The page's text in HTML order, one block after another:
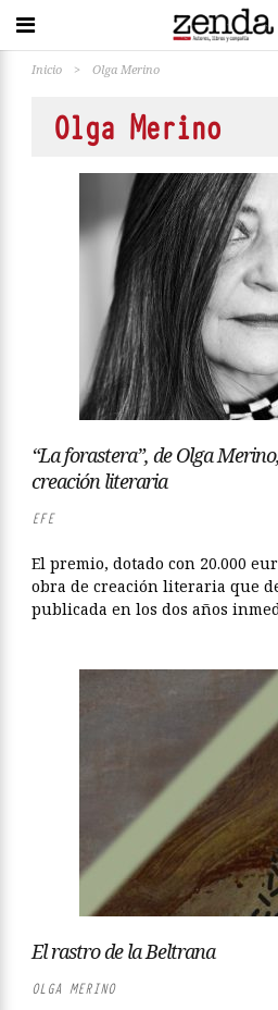
Inicio > Olga Merino
Olga Merino
“La forastera”, de Olga
creación literaria
EFE
El premio, dotado con 20.000
obra de creación literaria que
publicada en los dos años
El rastro de la Beltrana
OLGA MERINO